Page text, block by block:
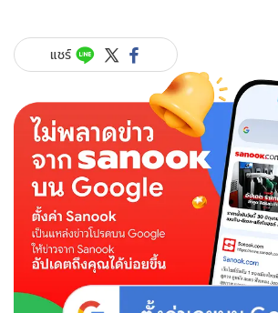
สไลเด
อร์"
เสีย
ชีวิต
กะทันหัน
บ้าน
ไปรษณีย์
พบศพ
เจ้า
ลง
แชร์